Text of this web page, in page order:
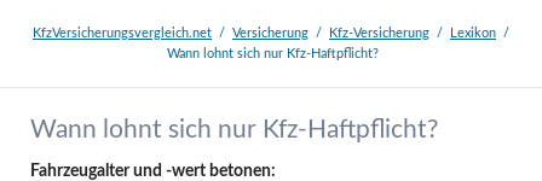
KfzVersicherungsvergleich.net Versicherung Kfz-Versicherung
Lexikon
Wann lohnt sich nur Kfz-Haftpflicht?
Wann lohnt sich nur Kfz-Haftpflicht?
Fahrzeugalter und -wert betonen: